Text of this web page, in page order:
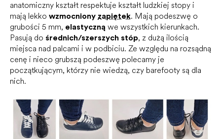
anatomiczny kształt respektuje kształt ludzkiej stopy i
mają lekko wzmocniony zapiętek. Mają podeszwę o
grubości 5 mm, elastyczną we wszystkich kierunkach.
Pasują do średnich/szerszych stóp, z dużą ilością
miejsca nad palcami i w podbiciu. Ze względu na rozsądną
cenę i nieco grubszą podeszwę polecamy je
początkującym, którzy nie wiedzą, czy barefooty są dla
nich.